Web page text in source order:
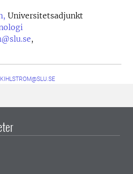
Universitetsadjunkt
,